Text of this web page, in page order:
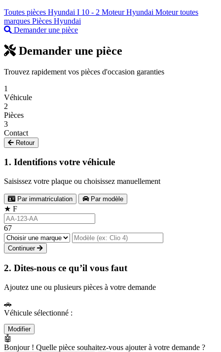
Toutes pièces Hyundai I 10 - 2 Moteur Hyundai Moteur toutes
marques Pièces Hyundai
Demander une pièce
Demander une pièce
Trouvez rapidement vos pièces d'occasion garanties
1
Véhicule
2
Pièces
3
Contact
Retour
1. Identifions votre véhicule
Saisissez votre plaque ou choisissez manuellement
Par immatriculation Par modèle
★ F
67
Continuer
2. Dites-nous ce qu’il vous faut
Ajoutez une ou plusieurs pièces à votre demande
🚗
Véhicule sélectionné :
Modifier
🤖
Bonjour ! Quelle pièce souhaitez-vous ajouter à votre demande ?